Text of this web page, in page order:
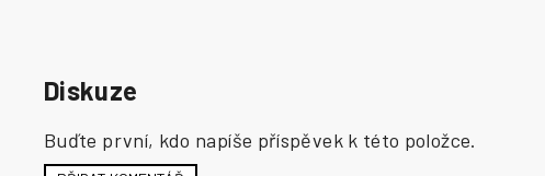
Diskuze
Buďte první, kdo napíše příspěvek k této položce.